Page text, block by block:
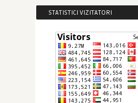
STATISTICI VIZITATORI